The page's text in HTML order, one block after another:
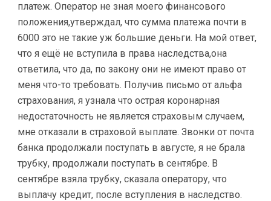
платеж. Оператор не зная моего финансового
положения,утверждал, что сумма платежа почти в
6000 это не такие уж большие деньги. На мой ответ,
что я ещё не вступила в права наследства,она
ответила, что да, по закону они не имеют право от
меня что-то требовать. Получив письмо от альфа
страхования, я узнала что острая коронарная
недостаточность не является страховым случаем,
мне отказали в страховой выплате. Звонки от почта
банка продолжали поступать в августе, я не брала
трубку, продолжали поступать в сентябре. В
сентябре взяла трубку, сказала оператору, что
выплачу кредит, после вступления в наследство.